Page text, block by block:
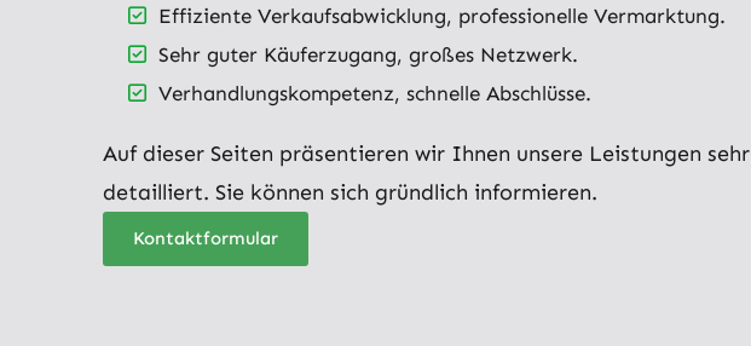
Effiziente Verkaufsabwicklung, professionelle Vermarktung.
Sehr guter Käuferzugang, großes Netzwerk.
Verhandlungskompetenz, schnelle Abschlüsse.
Auf dieser Seiten präsentieren wir Ihnen unsere Leistungen sehr
detailliert. Sie können sich gründlich informieren.
Kontaktformular